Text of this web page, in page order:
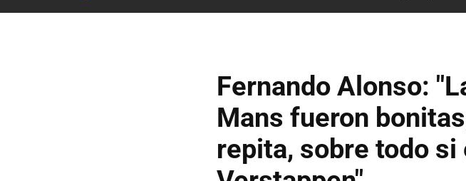
Fernando Alonso:
Mans fueron
repita, sobre todo si